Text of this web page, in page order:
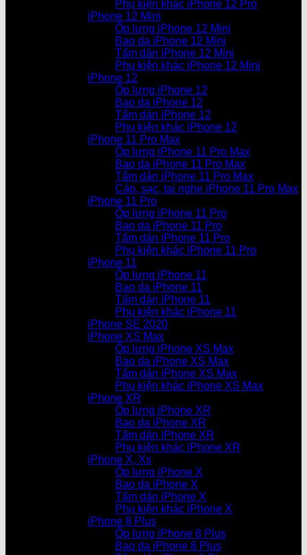
Phụ kiện khác iPhone 12 Pro
iPhone 12 Mini
Ốp lưng iPhone 12 Mini
Bao da iPhone 12 Mini
Tấm dán iPhone 12 Mini
Phụ kiện khác iPhone 12 Mini
iPhone 12
Ốp lưng iPhone 12
Bao da iPhone 12
Tấm dán iPhone 12
Phụ kiện khác iPhone 12
iPhone 11 Pro Max
Ốp lưng iPhone 11 Pro Max
Bao da iPhone 11 Pro Max
Tấm dán iPhone 11 Pro Max
Cáp, sạc, tai nghe iPhone 11 Pro Max
iPhone 11 Pro
Ốp lưng iPhone 11 Pro
Bao da iPhone 11 Pro
Tấm dán iPhone 11 Pro
Phụ kiện khác iPhone 11 Pro
iPhone 11
Ốp lưng iPhone 11
Bao da iPhone 11
Tấm dán iPhone 11
Phụ kiện khác iPhone 11
iPhone SE 2020
iPhone XS Max
Ốp lưng iPhone XS Max
Bao da iPhone XS Max
Tấm dán iPhone XS Max
Phụ kiện khác iPhone XS Max
iPhone XR
Ốp lưng iPhone XR
Bao da iPhone XR
Tấm dán iPhone XR
Phụ kiện khác iPhone XR
iPhone X, Xs
Ốp lưng iPhone X
Bao da iPhone X
Tấm dán iPhone X
Phụ kiện khác iPhone X
iPhone 8 Plus
Ốp lưng iPhone 8 Plus
Bao da iPhone 8 Plus